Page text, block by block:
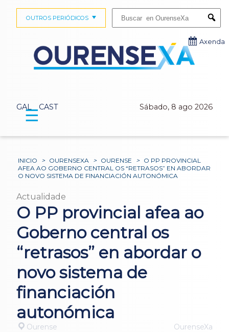
GAL CAST Sábado, 8 ago 2026
OUTROS PERIÓDICOS
Axenda
☰
INICIO > OURENSEXA > OURENSE > O PP PROVINCIAL
AFEA AO GOBERNO CENTRAL OS “RETRASOS” EN ABORDAR
O NOVO SISTEMA DE FINANCIACIÓN AUTONÓMICA
Actualidade
O PP provincial afea ao
Goberno central os
“retrasos” en abordar o
novo sistema de
financiación
autonómica
Ourense OurenseXa